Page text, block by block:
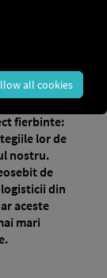
&
fierbinte:
lor de
nostru.
de
din
aceste
mari
all cookies